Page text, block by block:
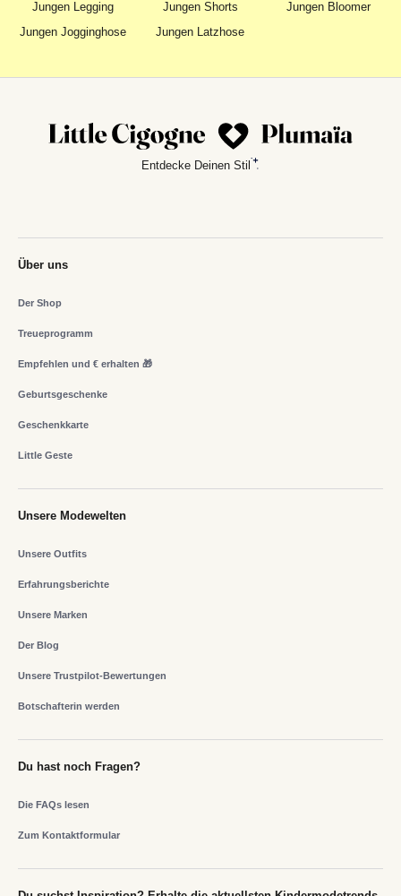
Jungen Legging Jungen Shorts
Jungen Bloomer
Jungen Jogginghose
Jungen Latzhose
Entdecke Deinen Stil
Über uns
Der Shop
Treueprogramm
Empfehlen und € erhalten 🎁
Geburtsgeschenke
Geschenkkarte
Little Geste
Unsere Modewelten
Unsere Outfits
Erfahrungsberichte
Unsere Marken
Der Blog
Unsere Trustpilot-Bewertungen
Botschafterin werden
Du hast noch Fragen?
Die FAQs lesen
Zum Kontaktformular